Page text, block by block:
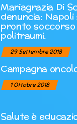
Mariagrazia Di
denuncia: Napoli
pronto soccorso
politraumi.
29 Settembre 2018
Campagna
1 Ottobre 2018
Salute è